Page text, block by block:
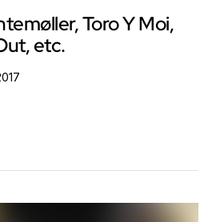
Toro Y Moi,
etc.